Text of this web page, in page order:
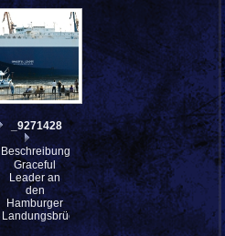
_9271428
Beschreibung:
Graceful
Leader an
den
Hamburger
Landungsbrücken